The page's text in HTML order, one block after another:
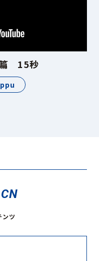
篇 15秒
ンツ